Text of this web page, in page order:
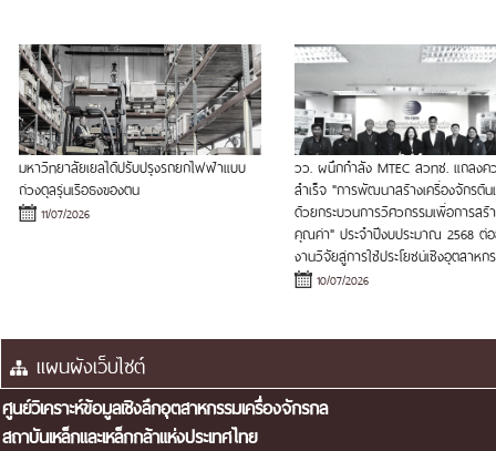
มหาวิทยาลัยเยลได้ปรับปรุงรถยกไฟฟ้าแบบ
ถ่วงดุลรุ่นเรือธงของตน
11/07/2026
วว. ผนึกกำลัง MTEC สวทช. แถลงค
สำเร็จ "การพัฒนาสร้างเครื่องจักรต้
ด้วยกระบวนการวิศวกรรมเพื่อการสร้
คุณค่า" ประจำปีงบประมาณ 2568 ต่
งานวิจัยสู่การใช้ประโยชน์เชิงอุตสาหก
10/07/2026
ศูนย์วิเคราะห์ข้อมูลเชิงลึกอุตสาหกรรมเครื่องจักรกล
สถาบันเหล็กและเหล็กกล้าแห่งประเทศไทย